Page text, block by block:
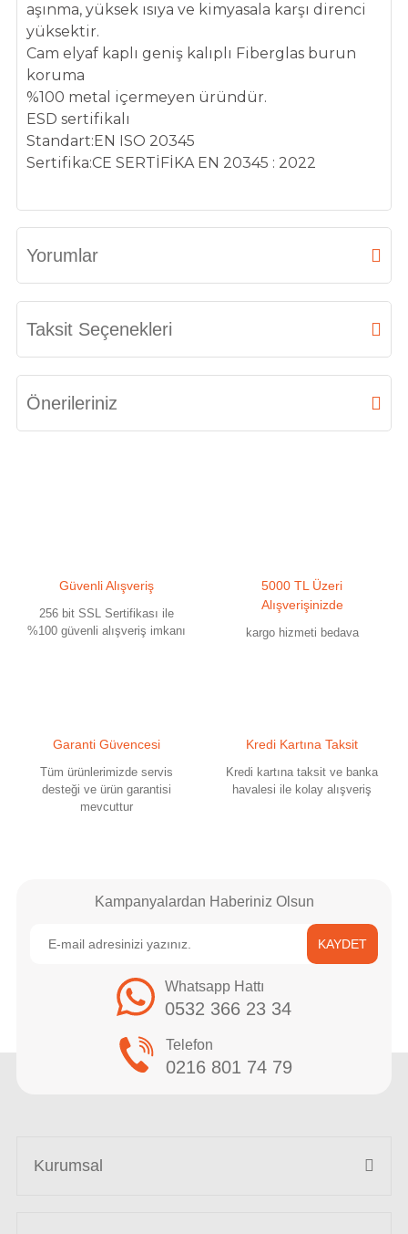
aşınma, yüksek ısıya ve kimyasala karşı direnci
yüksektir.
Cam elyaf kaplı geniş kalıplı Fiberglas burun
koruma
%100 metal içermeyen üründür.
ESD sertifikalı
Standart:EN ISO 20345
Sertifika:CE SERTİFİKA EN 20345 : 2022
Yorumlar
Bu ürüne ilk yorumu siz yapın!
Taksit Seçenekleri
Önerileriniz
Ürün açıklamasında eksik bilgiler bulunuyor.
Ürün bilgilerinde hatalar bulunuyor.
Güvenli Alışveriş
256 bit SSL Sertifikası ile
%100 güvenli alışveriş imkanı
5000 TL Üzeri
Alışverişinizde
kargo hizmeti bedava
Garanti Güvencesi
Tüm ürünlerimizde servis
desteği ve ürün garantisi
mevcuttur
Kredi Kartına Taksit
Kredi kartına taksit ve banka
havalesi ile kolay alışveriş
Kampanyalardan Haberiniz Olsun
KAYDET
Whatsapp Hattı
0532 366 23 34
Telefon
0216 801 74 79
Kurumsal